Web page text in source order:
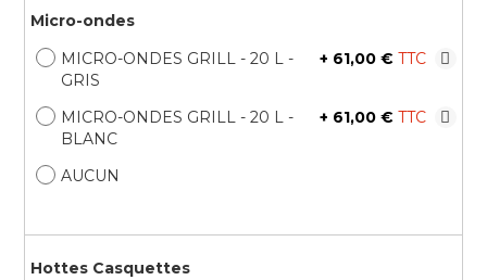
Micro-ondes
MICRO-ONDES GRILL - 20 L -
GRIS
+ 61,00 €
MICRO-ONDES GRILL - 20 L -
BLANC
+ 61,00 €
AUCUN
Hottes Casquettes